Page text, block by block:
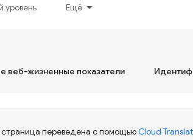
уровень Ещё
веб-жизненные показатели
переведена с помощьюCloud